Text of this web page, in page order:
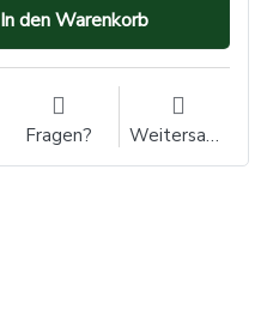
In den Warenkorb
Fragen? Weitersagen